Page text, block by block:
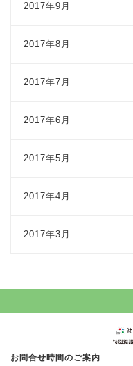
2017年9月
2017年8月
2017年7月
2017年6月
2017年5月
2017年4月
2017年3月
お問合せ時間のご案内